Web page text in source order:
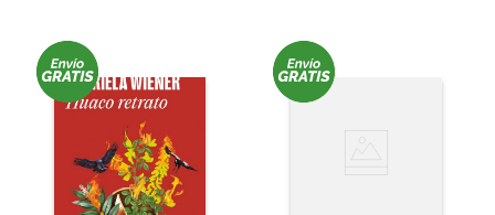
5.
edición especial
6
divina comedia
1984
book haven